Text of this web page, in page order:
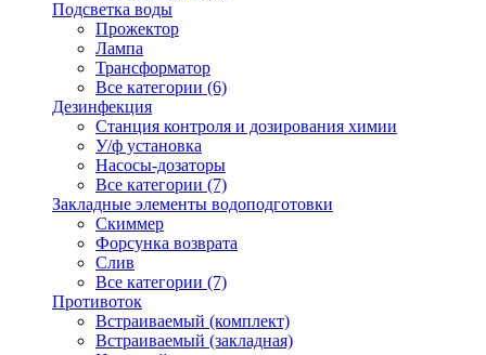
Подсветка воды
Прожектор
Лампа
Трансформатор
Все категории (6)
Дезинфекция
Станция контроля и дозирования химии
У/ф установка
Насосы-дозаторы
Все категории (7)
Закладные элементы водоподготовки
Скиммер
Форсунка возврата
Слив
Все категории (7)
Противоток
Встраиваемый (комплект)
Встраиваемый (закладная)